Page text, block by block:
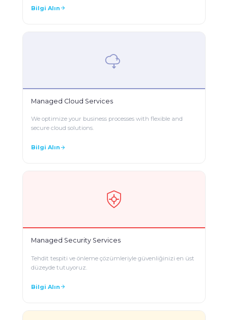
Bilgi Alın
Managed Cloud Services
We optimize your business processes with flexible and
secure cloud solutions.
Bilgi Alın
Managed Security Services
Tehdit tespiti ve önleme çözümleriyle güvenliğinizi en üst
düzeyde tutuyoruz.
Bilgi Alın